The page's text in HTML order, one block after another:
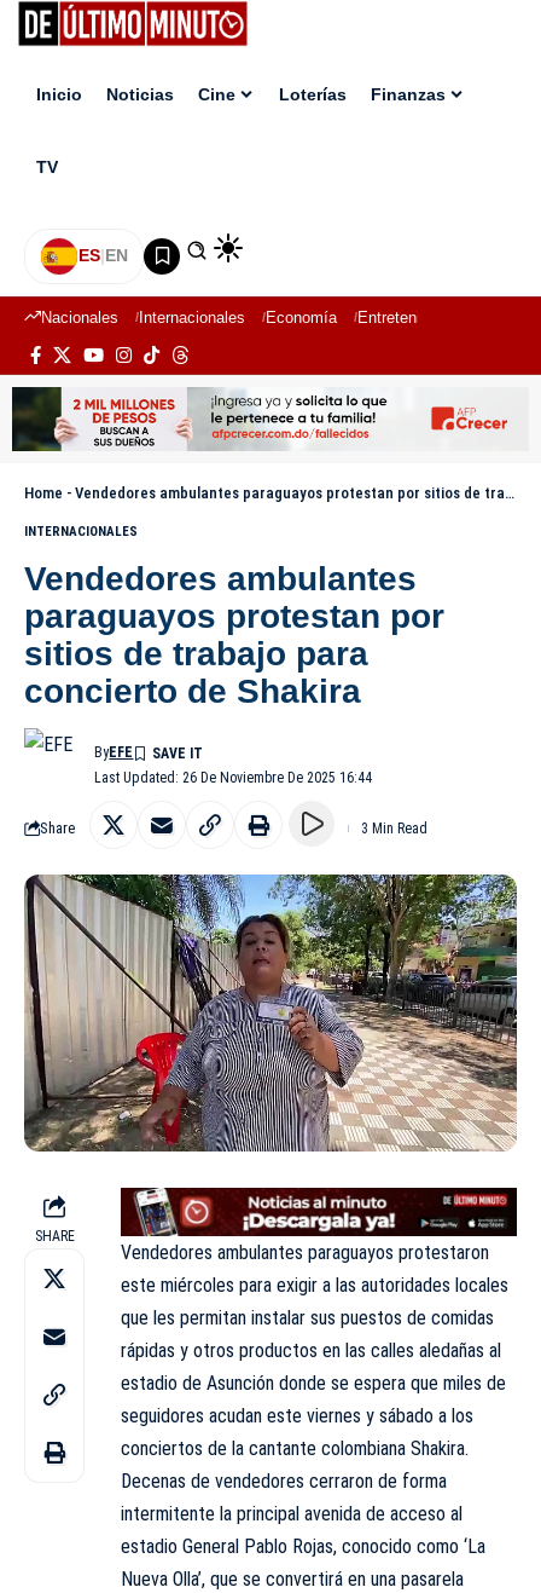
Inicio Noticias Cine Loterías Finanzas
TV
ES|EN
Nacionales Internacionales Economía Entretenimiento
Home - Vendedores ambulantes paraguayos protestan por sitios de trabajo para concierto de Shakira
INTERNACIONALES
Vendedores ambulantes
paraguayos protestan por
sitios de trabajo para
concierto de Shakira
Last Updated: 26 De Noviembre De 2025 16:44
ByEFE
Share 3 Min Read
SHARE
Vendedores ambulantes paraguayos protestaron
este miércoles para exigir a las autoridades locales
que les permitan instalar sus puestos de comidas
rápidas y otros productos en las calles aledañas al
estadio de Asunción donde se espera que miles de
seguidores acudan este viernes y sábado a los
conciertos de la cantante colombiana Shakira.
Decenas de vendedores cerraron de forma
intermitente la principal avenida de acceso al
estadio General Pablo Rojas, conocido como ‘La
Nueva Olla’, que se convertirá en una pasarela